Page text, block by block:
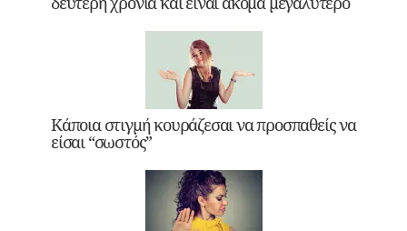
Κάποια στιγμή κουράζεσαι να προσπαθείς να
είσαι “σωστός”